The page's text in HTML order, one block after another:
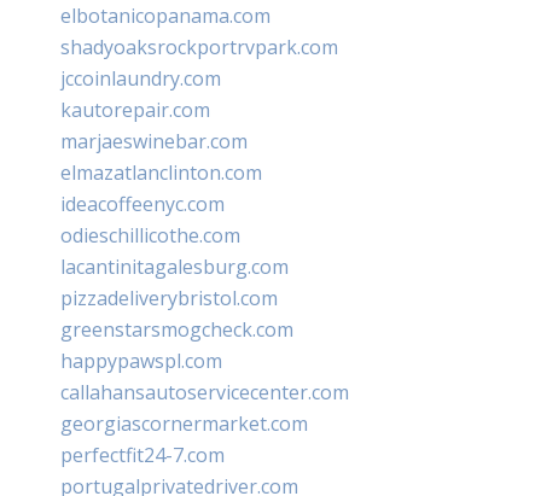
elbotanicopanama.com
shadyoaksrockportrvpark.com
jccoinlaundry.com
kautorepair.com
marjaeswinebar.com
elmazatlanclinton.com
ideacoffeenyc.com
odieschillicothe.com
lacantinitagalesburg.com
pizzadeliverybristol.com
greenstarsmogcheck.com
happypawspl.com
callahansautoservicecenter.com
georgiascornermarket.com
perfectfit24-7.com
portugalprivatedriver.com